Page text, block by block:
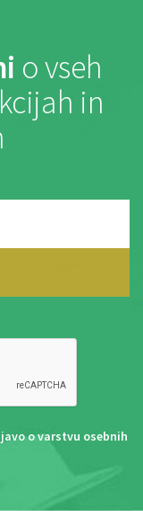
o vseh
in
o varstvu osebnih